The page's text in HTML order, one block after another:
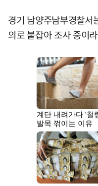
경기 남양주남부경찰
의로 붙잡아 조사 중이